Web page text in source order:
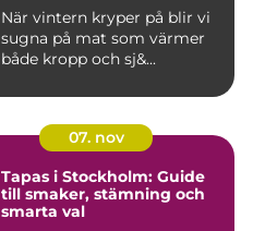
När vintern kryper på blir vi
sugna på mat som värmer
både kropp och sj&...
07. nov
Tapas i Stockholm: Guide
till smaker, stämning och
smarta val